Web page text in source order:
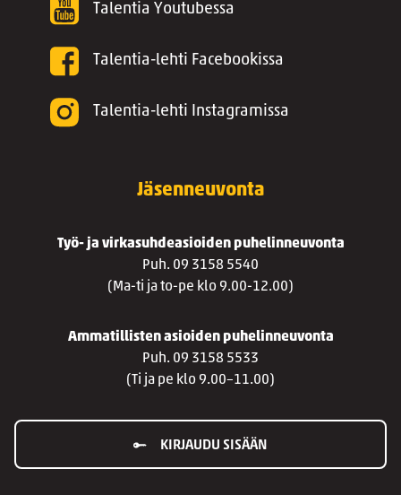
Talentia Youtubessa
Talentia-lehti Facebookissa
Talentia-lehti Instagramissa
Jäsenneuvonta
Työ- ja virkasuhdeasioiden puhelinneuvonta
Puh. 09 3158 5540
(Ma-ti ja to-pe klo 9.00-12.00)
Ammatillisten asioiden puhelinneuvonta
Puh. 09 3158 5533
(Ti ja pe klo 9.00–11.00)
KIRJAUDU SISÄÄN